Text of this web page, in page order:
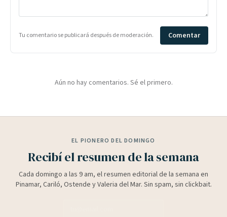
Tu comentario se publicará después de moderación. Comentar
Aún no hay comentarios. Sé el primero.
EL PIONERO DEL DOMINGO
Recibí el resumen de la semana
Cada domingo a las 9 am, el resumen editorial de la semana en
Pinamar, Cariló, Ostende y Valeria del Mar. Sin spam, sin clickbait.